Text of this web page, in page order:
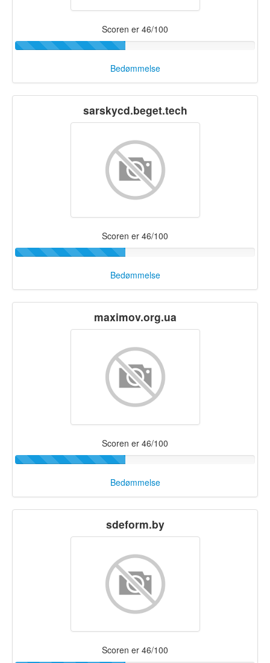
Scoren er 46/100
Bedømmelse
sarskycd.beget.tech
Scoren er 46/100
Bedømmelse
maximov.org.ua
Scoren er 46/100
Bedømmelse
sdeform.by
Scoren er 46/100